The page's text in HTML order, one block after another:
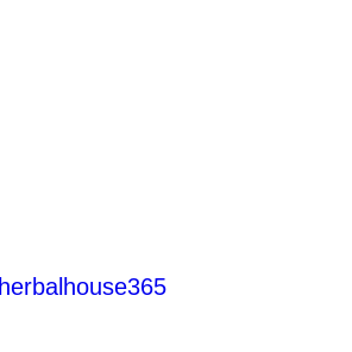
herbalhouse365